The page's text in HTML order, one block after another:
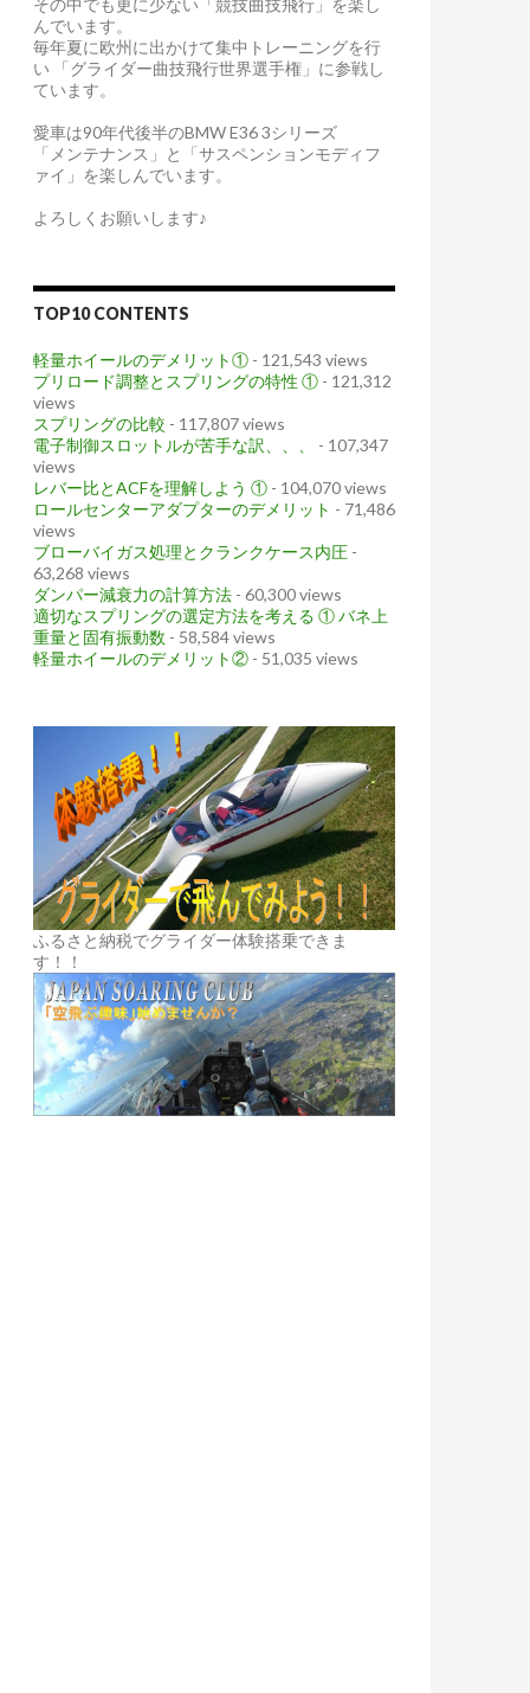
その中でも更に少ない「競技曲技飛行」を楽し
んでいます。
毎年夏に欧州に出かけて集中トレーニングを行
い 「グライダー曲技飛行世界選手権」に参戦し
ています。
愛車は90年代後半のBMW E36 3シリーズ
「メンテナンス」と「サスペンションモディフ
ァイ」を楽しんでいます。
よろしくお願いします♪
TOP10 CONTENTS
軽量ホイールのデメリット① - 121,543 views
プリロード調整とスプリングの特性 ① - 121,312
views
スプリングの比較 - 117,807 views
電子制御スロットルが苦手な訳、、、
- 107,347
views
レバー比とACFを理解しよう ① - 104,070 views
ロールセンターアダプターのデメリット - 71,486
views
ブローバイガス処理とクランクケース内圧 -
63,268 views
ダンパー減衰力の計算方法 - 60,300 views
適切なスプリングの選定方法を考える ① バネ上
重量と固有振動数 - 58,584 views
軽量ホイールのデメリット② - 51,035 views
ふるさと納税でグライダー体験搭乗できま
す！！